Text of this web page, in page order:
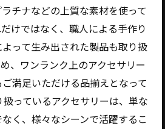
チナなどの上質な素材を使って
けではなく、職人による手作り
って生み出された製品も取り扱
、ワンランク上のアクセサリー
満足いただける品揃えとなって
っているアクセサリーは、単な
く、様々なシーンで活躍するこ